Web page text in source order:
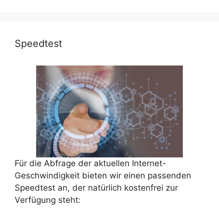
Speedtest
Für die Abfrage der aktuellen Internet-
Geschwindigkeit bieten wir einen passenden
Speedtest an, der natürlich kostenfrei zur
Verfügung steht: